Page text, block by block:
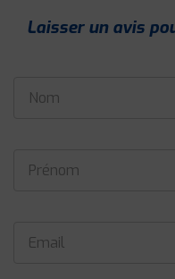
Laisser un avis